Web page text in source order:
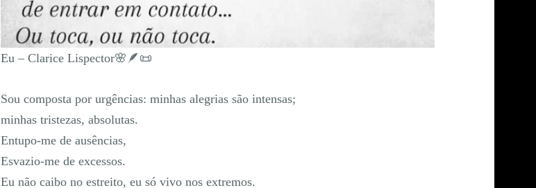
Eu – Clarice Lispector🌸🪶📜
Sou composta por urgências: minhas alegrias são intensas;
minhas tristezas, absolutas.
Entupo-me de ausências,
Esvazio-me de excessos.
Eu não caibo no estreito, eu só vivo nos extremos.